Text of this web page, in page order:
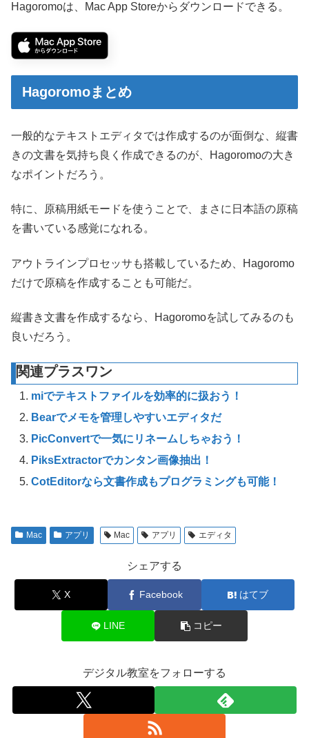
Hagoromoは、Mac App Storeからダウンロードできる。
Hagoromoまとめ
一般的なテキストエディタでは作成するのが面倒な、縦書
きの文書を気持ち良く作成できるのが、Hagoromoの大き
なポイントだろう。
特に、原稿用紙モードを使うことで、まさに日本語の原稿
を書いている感覚になれる。
アウトラインプロセッサも搭載しているため、Hagoromo
だけで原稿を作成することも可能だ。
縦書き文書を作成するなら、Hagoromoを試してみるのも
良いだろう。
関連プラスワン
miでテキストファイルを効率的に扱おう！
Bearでメモを管理しやすいエディタだ
PicConvertで一気にリネームしちゃおう！
PiksExtractorでカンタン画像抽出！
CotEditorなら文書作成もプログラミングも可能！
Mac アプリ Mac アプリ エディタ
シェアする
X Facebook はてブ
LINE コピー
デジタル教室をフォローする